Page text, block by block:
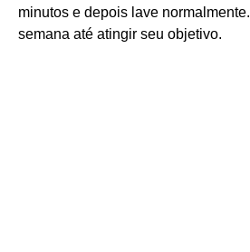
minutos e depois lave
semana até atingir seu objetivo.